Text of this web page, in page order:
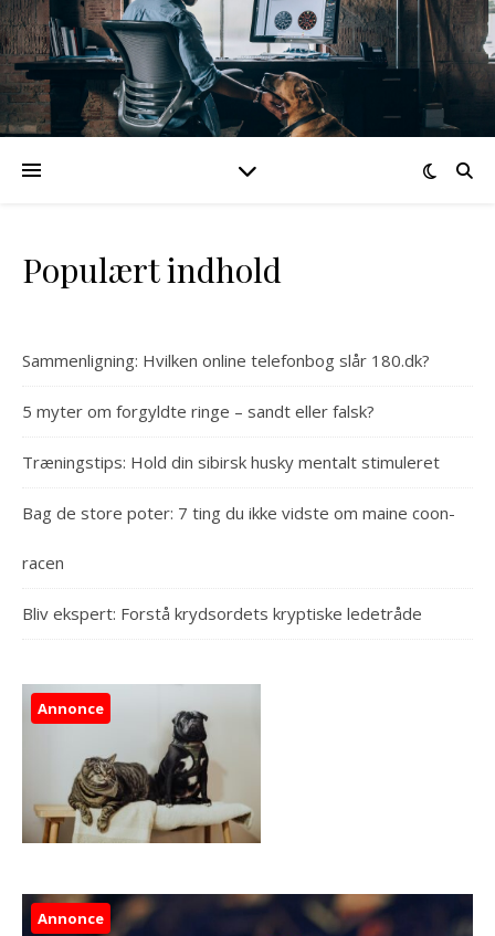
Populært indhold
Sammenligning: Hvilken online telefonbog slår 180.dk?
5 myter om forgyldte ringe – sandt eller falsk?
Træningstips: Hold din sibirsk husky mentalt stimuleret
Bag de store poter: 7 ting du ikke vidste om maine coon-
racen
Bliv ekspert: Forstå krydsordets kryptiske ledetråde
Annonce
Annonce